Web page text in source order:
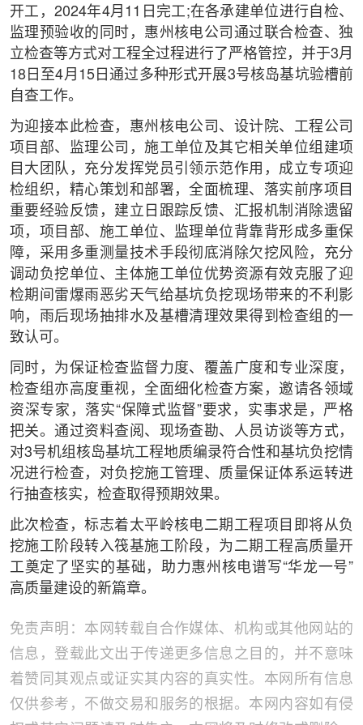
开工，2024年4月11日完工;在各承建单位进行自检、
监理预验收的同时，惠州核电公司通过联合检查、独
立检查等方式对工程全过程进行了严格管控，并于3月
18日至4月15日通过多种形式开展3号核岛基坑验槽前
自查工作。
为迎接本此检查，惠州核电公司、设计院、工程公司
项目部、监理公司，施工单位及其它相关单位组建项
目大团队，充分发挥党员引领示范作用，成立专项迎
检组织，精心策划和部署，全面梳理、落实前序项目
重要经验反馈，建立日跟踪反馈、汇报机制消除遗留
项，项目部、施工单位、监理单位背靠背形成多重保
障，采用多重测量技术手段彻底消除欠挖风险，充分
调动负挖单位、主体施工单位优势资源有效克服了迎
检期间雷爆雨恶劣天气给基坑负挖现场带来的不利影
响，雨后现场抽排水及基槽清理效果得到检查组的一
致认可。
同时，为保证检查监督力度、覆盖广度和专业深度，
检查组亦高度重视，全面细化检查方案，邀请各领域
资深专家，落实“保障式监督”要求，实事求是，严格
把关。通过资料查阅、现场查勘、人员访谈等方式，
对3号机组核岛基坑工程地质编录符合性和基坑负挖情
况进行检查，对负挖施工管理、质量保证体系运转进
行抽查核实，检查取得预期效果。
此次检查，标志着太平岭核电二期工程项目即将从负
挖施工阶段转入筏基施工阶段，为二期工程高质量开
工奠定了坚实的基础，助力惠州核电谱写“华龙一号”
高质量建设的新篇章。
免责声明：本网转载自合作媒体、机构或其他网站的
信息，登载此文出于传递更多信息之目的，并不意味
着赞同其观点或证实其内容的真实性。本网所有信息
仅供参考，不做交易和服务的根据。本网内容如有侵